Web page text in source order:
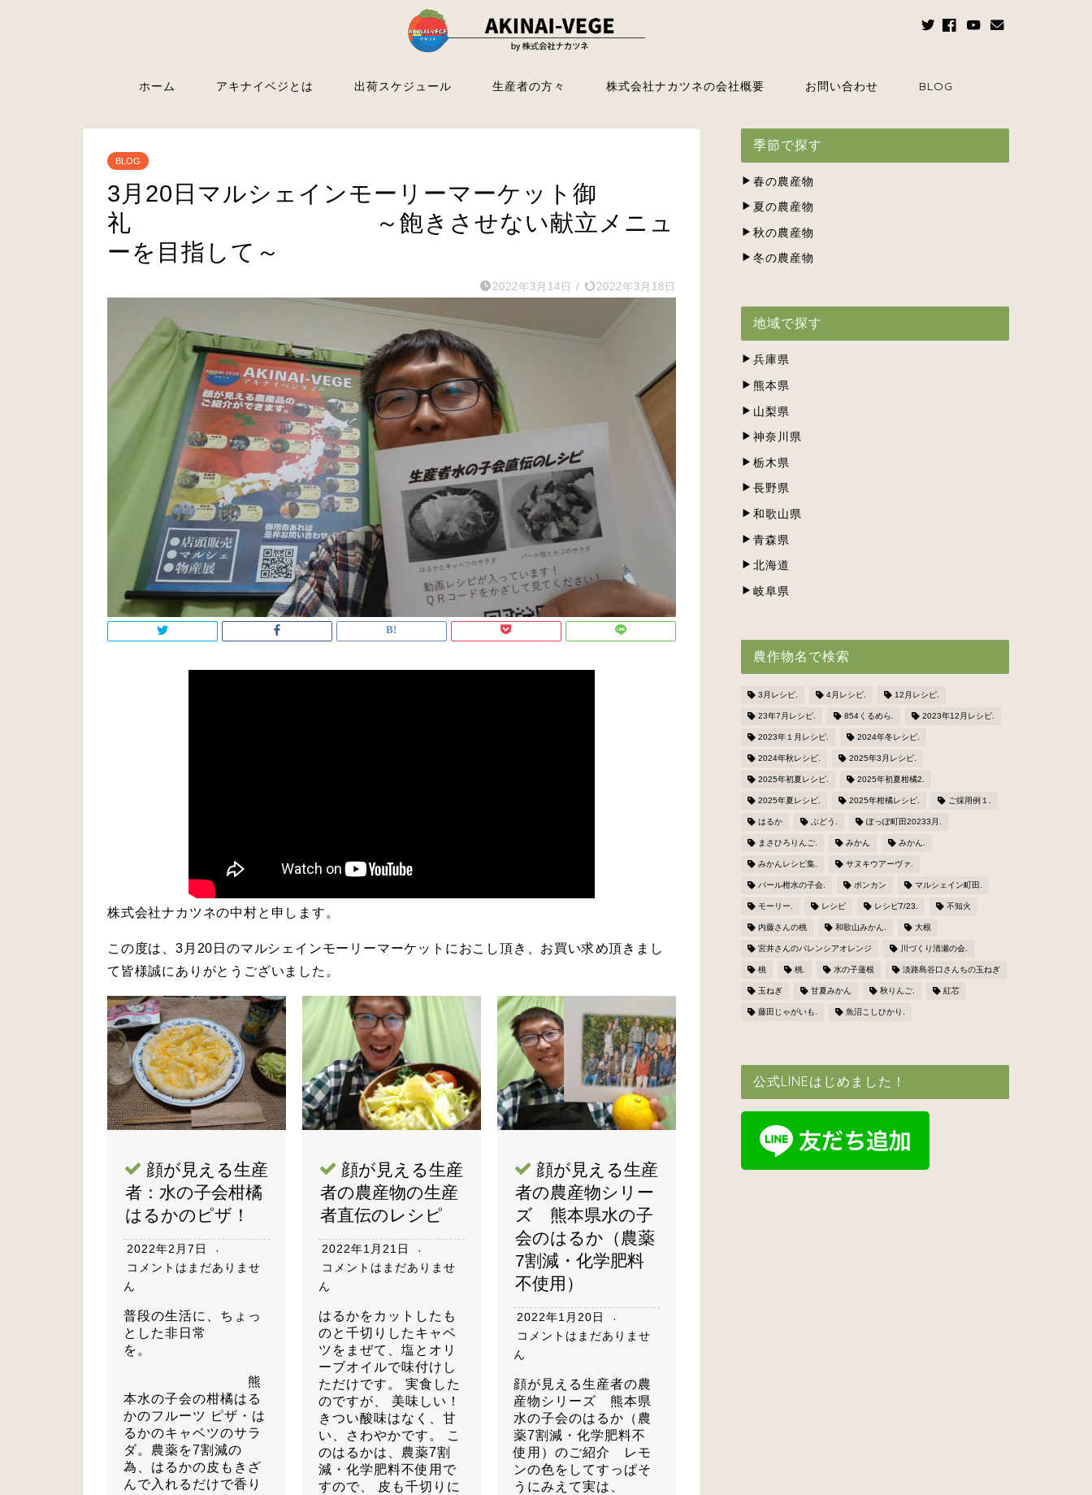
ホーム アキナイベジとは 出荷スケジュール 生産者の方々 株式会社ナカツネの会社概要 お問い合わせ BLOG
BLOG
3月20日マルシェインモーリーマーケット御
礼 ～飽きさせない献立メニュ
ーを目指して～
2022年3月14日 / 2022年3月18日
株式会社ナカツネの中村と申します。
この度は、3月20日のマルシェインモーリーマーケットにおこし頂き、お買い求め頂きまし
て皆様誠にありがとうございました。
顔が見える生産
者：水の子会柑橘
はるかのピザ！
2022年2月7日
コメントはまだありませ
ん
普段の生活に、ちょっ
とした非日常
を。
熊
本水の子会の柑橘はる
かのフルーツ ピザ・は
るかのキャベツのサラ
ダ。農薬を7割減の
為、はるかの皮もきざ
んで入れるだけで香り
顔が見える生産
者の農産物の生産
者直伝のレシピ
2022年1月21日
コメントはまだありませ
ん
はるかをカットしたも
のと千切りしたキャベ
ツをまぜて、塩とオリ
ーブオイルで味付けし
ただけです。 実食した
のですが、 美味しい！
きつい酸味はなく、甘
い、さわやかです。 こ
のはるかは、農薬7割
減・化学肥料不使用で
すので、 皮も千切りに
顔が見える生産
者の農産物シリー
ズ 熊本県水の子
会のはるか（農薬
7割減・化学肥料
不使用）
2022年1月20日
コメントはまだありませ
ん
顔が見える生産者の農
産物シリーズ 熊本県
水の子会のはるか（農
薬7割減・化学肥料不
使用）のご紹介 レモ
ンの色をしてすっぱそ
うにみえて実は、
季節で探す
春の農産物
夏の農産物
秋の農産物
冬の農産物
地域で探す
兵庫県
熊本県
山梨県
神奈川県
栃木県
長野県
和歌山県
青森県
北海道
岐阜県
農作物名で検索
3月レシピ. 4月レシピ. 12月レシピ.
23年7月レシピ. 854くるめら. 2023年12月レシピ.
2023年１月レシピ. 2024年冬レシピ.
2024年秋レシピ. 2025年3月レシピ.
2025年初夏レシピ. 2025年初夏柑橘2.
2025年夏レシピ. 2025年柑橘レシピ. ご採用例１.
はるか ぶどう. ぽっぽ町田20233月.
まさひろりんご. みかん みかん.
みかんレシピ集. サヌキウアーヴァ.
パール柑水の子会. ポンカン マルシェイン町田.
モーリー. レシピ レシピ7/23. 不知火
内藤さんの桃 和歌山みかん. 大根
宮井さんのバレンシアオレンジ 川づくり清瀬の会.
桃 桃. 水の子蓮根 淡路島谷口さんちの玉ねぎ
玉ねぎ 甘夏みかん 秋りんご. 紅芯
藤田じゃがいも. 魚沼こしひかり.
公式LINEはじめました！